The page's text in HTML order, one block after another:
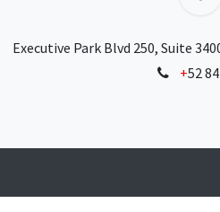
Executive Park Blvd 250, Suite
+52